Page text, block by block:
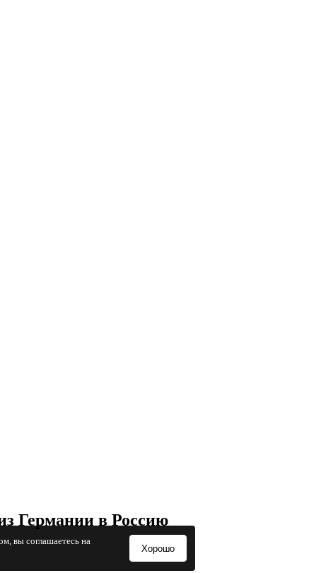
вы соглашаетесь на
Хорошо
Германии в Россию